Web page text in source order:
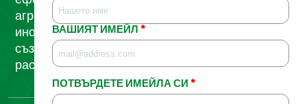
ВАШИЯТ ИМЕЙЛ *
ПОТВЪРДЕТЕ ИМЕЙЛА СИ *
агроекология, постоянно гледаме напред и
иновативно, от полето до чинията, за да
създадем по-добро бъдеще чрез храни на
растителна основа.